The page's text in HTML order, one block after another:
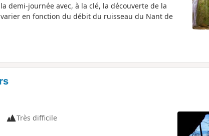
demi-journée avec, à la clé, la découverte de la
en fonction du débit du ruisseau du Nant de
Très difficile